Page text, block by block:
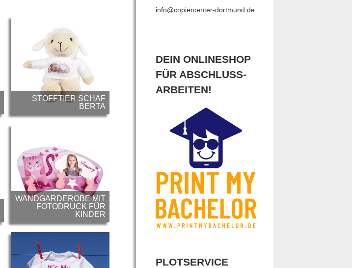
STOFFTIER SCHAF
BERTA
WANDGARDEROBE MIT
FOTODRUCK FÜR
KINDER
info@copiercenter-dortmund.de
DEIN ONLINESHOP
FÜR ABSCHLUSS-
ARBEITEN!
PLOTSERVICE